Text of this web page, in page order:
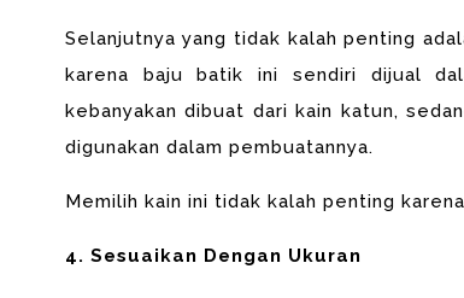
Selanjutnya yang tidak kalah penting
karena baju batik ini sendiri dijual
kebanyakan dibuat dari kain katun,
digunakan dalam pembuatannya.
Memilih kain ini tidak kalah penting
4. Sesuaikan Dengan Ukuran